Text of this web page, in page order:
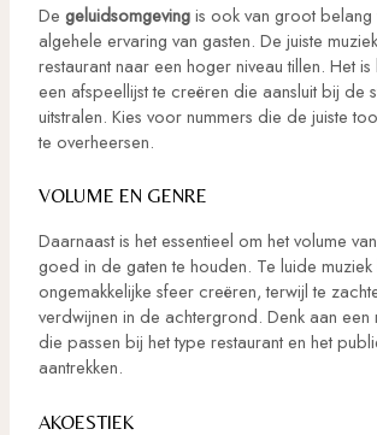
De geluidsomgevingis ook van groot
algehele ervaring van gasten. De juiste
restaurant naar een hoger niveau tillen. Het
een afspeellijst te creëren die aansluit bij de
uitstralen. Kies voor nummers die de juiste
te overheersen.
VOLUME EN GENRE
Daarnaast is het essentieel om het volume
goed in de gaten te houden. Te luide muziek
ongemakkelijke sfeer creëren, terwijl te
verdwijnen in de achtergrond. Denk aan een
die passen bij het type restaurant en het
aantrekken.
AKOESTIEK